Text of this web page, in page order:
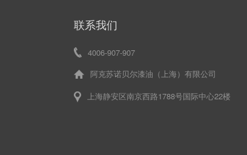
联系我们
4006-907-907
阿克苏诺贝尔漆油（上海）有限公司
上海静安区南京西路1788号国际中心22楼